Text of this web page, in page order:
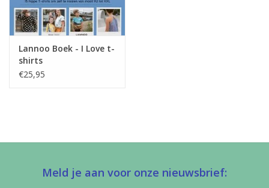
Lannoo Boek - I Love t-
shirts
€25,95
Meld je aan voor onze nieuwsbrief: